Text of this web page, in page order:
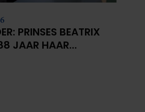
PRINSES BEATRIX
JAAR HAAR